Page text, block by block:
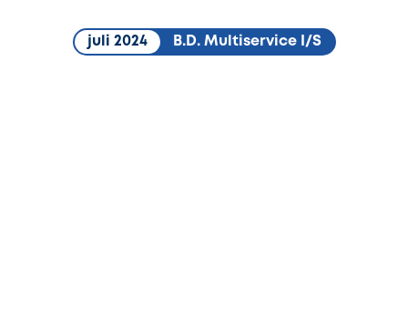
juli 2024 B.D. Multiservice I/S